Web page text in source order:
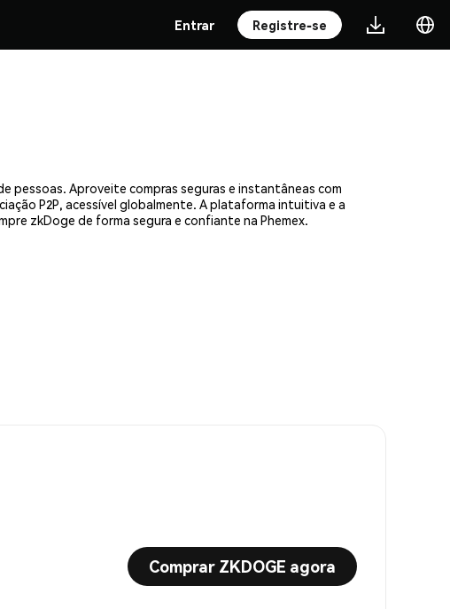
Entrar Registre-se
pessoas. Aproveite compras seguras e instantâneas com
P2P, acessível globalmente. A plataforma intuitiva e a
zkDoge de forma segura e confiante na Phemex.
Comprar ZKDOGE agora